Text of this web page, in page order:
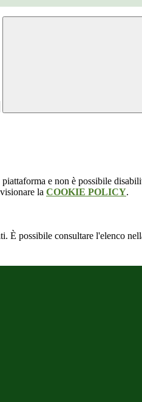
e non è possibile
la COOKIE POLICY.
È possibile consultare l'elenco